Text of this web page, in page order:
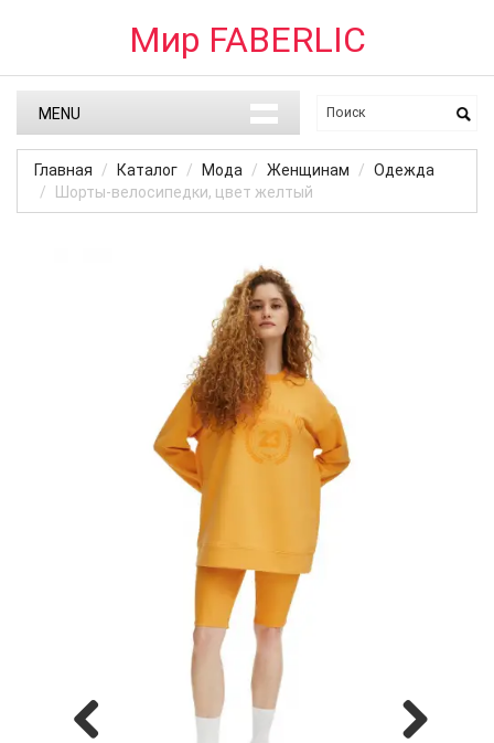
Мир FABERLIC
MENU
Главная Каталог Мода Женщинам
Одежда
Шорты-велосипедки, цвет желтый